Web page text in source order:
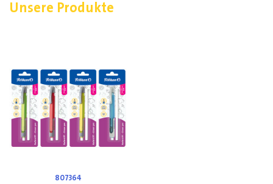
Unsere Produkte
807364